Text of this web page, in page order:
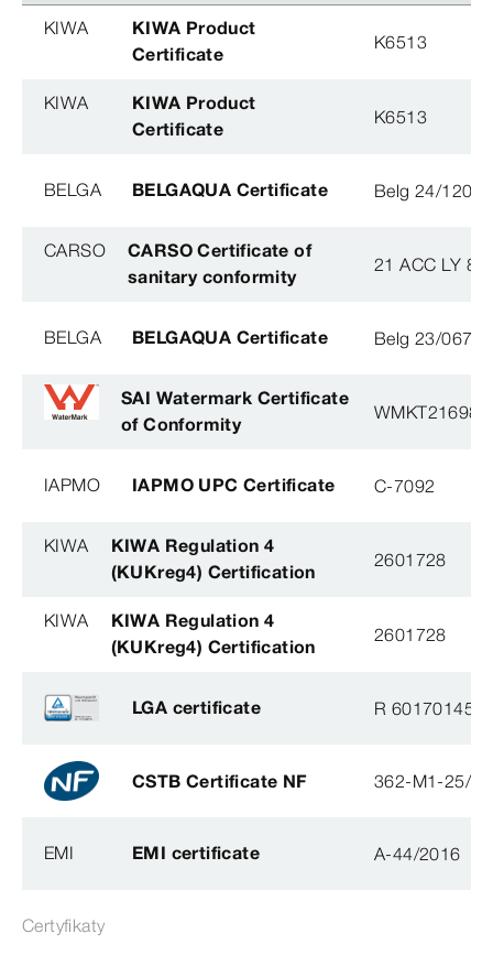
KIWA
KIWA Product
Certificate
K6513
KIWA
KIWA Product
Certificate
K6513
BELGA BELGAQUA Certificate Belg 24/120/
CARSO
CARSO Certificate of
sanitary conformity
21 ACC LY
BELGA BELGAQUA Certificate Belg 23/067/
SAI Watermark Certificate
of Conformity
WMKT21698
IAPMO IAPMO UPC Certificate C-7092
KIWA
KIWA Regulation 4
(KUKreg4) Certification
2601728
KIWA
KIWA Regulation 4
(KUKreg4) Certification
2601728
LGA certificate R 60170145
CSTB Certificate NF 362-M1-25/2
EMI EMI certificate A-44/2016
Certyfikaty